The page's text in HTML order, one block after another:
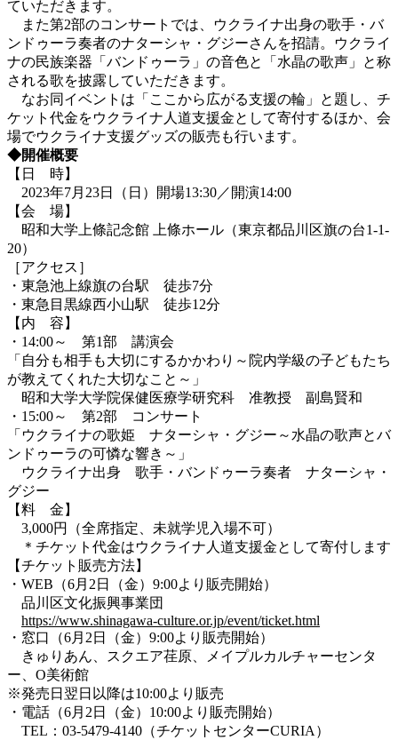
ていただきます。
また第2部のコンサートでは、ウクライナ出身の歌手・バ
ンドゥーラ奏者のナターシャ・グジーさんを招請。ウクライ
ナの民族楽器「バンドゥーラ」の音色と「水晶の歌声」と称
される歌を披露していただきます。
なお同イベントは「ここから広がる支援の輪」と題し、チ
ケット代金をウクライナ人道支援金として寄付するほか、会
場でウクライナ支援グッズの販売も行います。
◆開催概要
【日 時】
2023年7月23日（日）開場13:30／開演14:00
【会 場】
昭和大学上條記念館 上條ホール（東京都品川区旗の台1-1-
20）
［アクセス］
・東急池上線旗の台駅 徒歩7分
・東急目黒線西小山駅 徒歩12分
【内 容】
・14:00～ 第1部 講演会
「自分も相手も大切にするかかわり～院内学級の子どもたち
が教えてくれた大切なこと～」
昭和大学大学院保健医療学研究科 准教授 副島賢和
・15:00～ 第2部 コンサート
「ウクライナの歌姫 ナターシャ・グジー～水晶の歌声とバ
ンドゥーラの可憐な響き～」
ウクライナ出身 歌手・バンドゥーラ奏者 ナターシャ・
グジー
【料 金】
3,000円（全席指定、未就学児入場不可）
＊チケット代金はウクライナ人道支援金として寄付します
【チケット販売方法】
・WEB（6月2日（金）9:00より販売開始）
品川区文化振興事業団
https://www.shinagawa-culture.or.jp/event/ticket.html
・窓口（6月2日（金）9:00より販売開始）
きゅりあん、スクエア荏原、メイプルカルチャーセンタ
ー、O美術館
※発売日翌日以降は10:00より販売
・電話（6月2日（金）10:00より販売開始）
TEL：03-5479-4140（チケットセンターCURIA）